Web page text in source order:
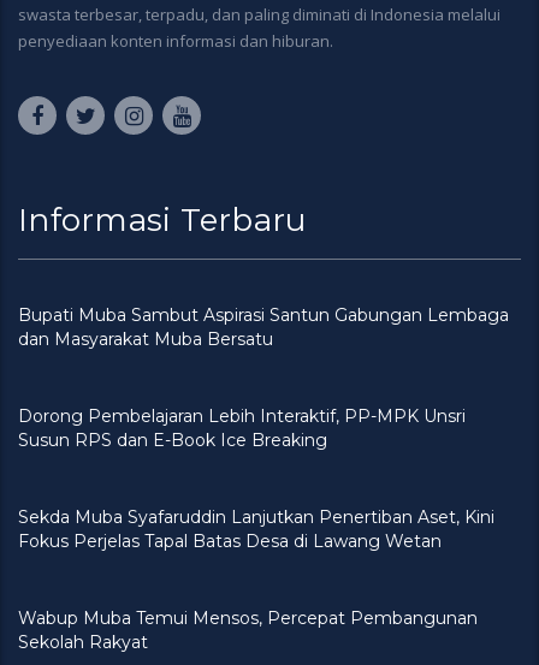
swasta terbesar, terpadu, dan paling diminati di Indonesia melalui
penyediaan konten informasi dan hiburan.
Informasi Terbaru
Bupati Muba Sambut Aspirasi Santun Gabungan Lembaga
dan Masyarakat Muba Bersatu
Dorong Pembelajaran Lebih Interaktif, PP-MPK Unsri
Susun RPS dan E-Book Ice Breaking
Sekda Muba Syafaruddin Lanjutkan Penertiban Aset, Kini
Fokus Perjelas Tapal Batas Desa di Lawang Wetan
Wabup Muba Temui Mensos, Percepat Pembangunan
Sekolah Rakyat